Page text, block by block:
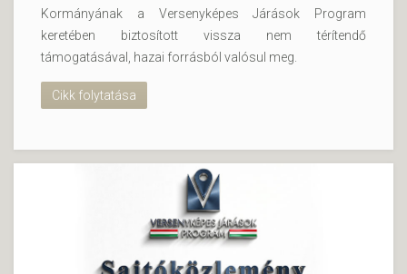
Kormányának a Versenyképes Járások Program
keretében biztosított vissza nem térítendő
támogatásával, hazai forrásból valósul meg.
Cikk folytatása